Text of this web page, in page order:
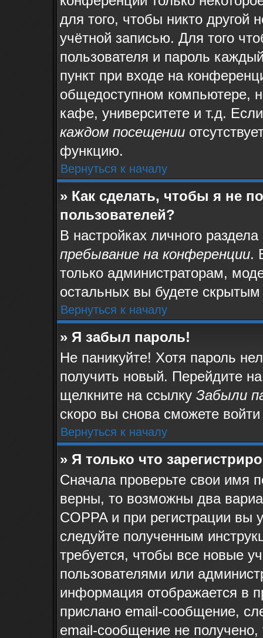
для того, чтобы никто другой
учётной записью. Для того
пользователя и пароль
пункт при входе на
общедоступном компьютере,
кафе, университете и т.д.
каждом посещении
функцию.
Вернуться к началу
» Как сделать, чтобы я не
пользователей?
В настройках личного
пребывание на конференции.
только администраторам,
остальных вы будете
Вернуться к началу
» Я забыл пароль!
Не паникуйте! Хотя пароль
получить новый. Перейдите
щелкните на ссылку Забыли
скоро вы снова сможете
Вернуться к началу
» Я только что
Сначала проверьте свои имя
верны, то возможны два
COPPA и при регистрации вы
следуйте полученным
требуется, чтобы все новые
пользователями или
информация отображается в
прислано email-сообщение,
email-сообщение не